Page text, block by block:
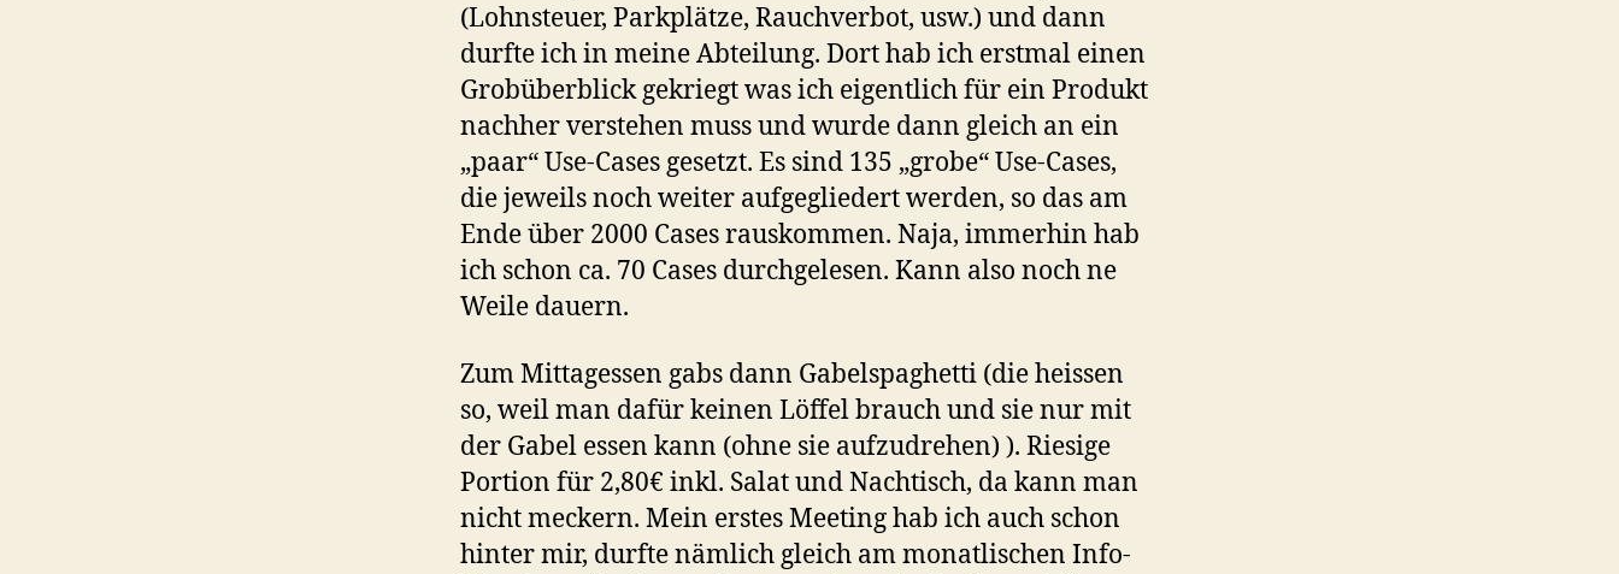
(Lohnsteuer, Parkplätze, Rauchverbot, usw.) und dann
durfte ich in meine Abteilung. Dort hab ich erstmal einen
Grobüberblick gekriegt was ich eigentlich für ein Produkt
nachher verstehen muss und wurde dann gleich an ein
„paar“ Use-Cases gesetzt. Es sind 135 „grobe“ Use-Cases,
die jeweils noch weiter aufgegliedert werden, so das am
Ende über 2000 Cases rauskommen. Naja, immerhin hab
ich schon ca. 70 Cases durchgelesen. Kann also noch ne
Weile dauern.
Zum Mittagessen gabs dann Gabelspaghetti (die heissen
so, weil man dafür keinen Löffel brauch und sie nur mit
der Gabel essen kann (ohne sie aufzudrehen) ). Riesige
Portion für 2,80€ inkl. Salat und Nachtisch, da kann man
nicht meckern. Mein erstes Meeting hab ich auch schon
hinter mir, durfte nämlich gleich am monatlischen Info-